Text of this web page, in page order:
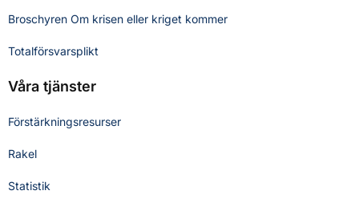
Broschyren Om krisen eller kriget kommer
Totalförsvarsplikt
Våra tjänster
Förstärkningsresurser
Rakel
Statistik